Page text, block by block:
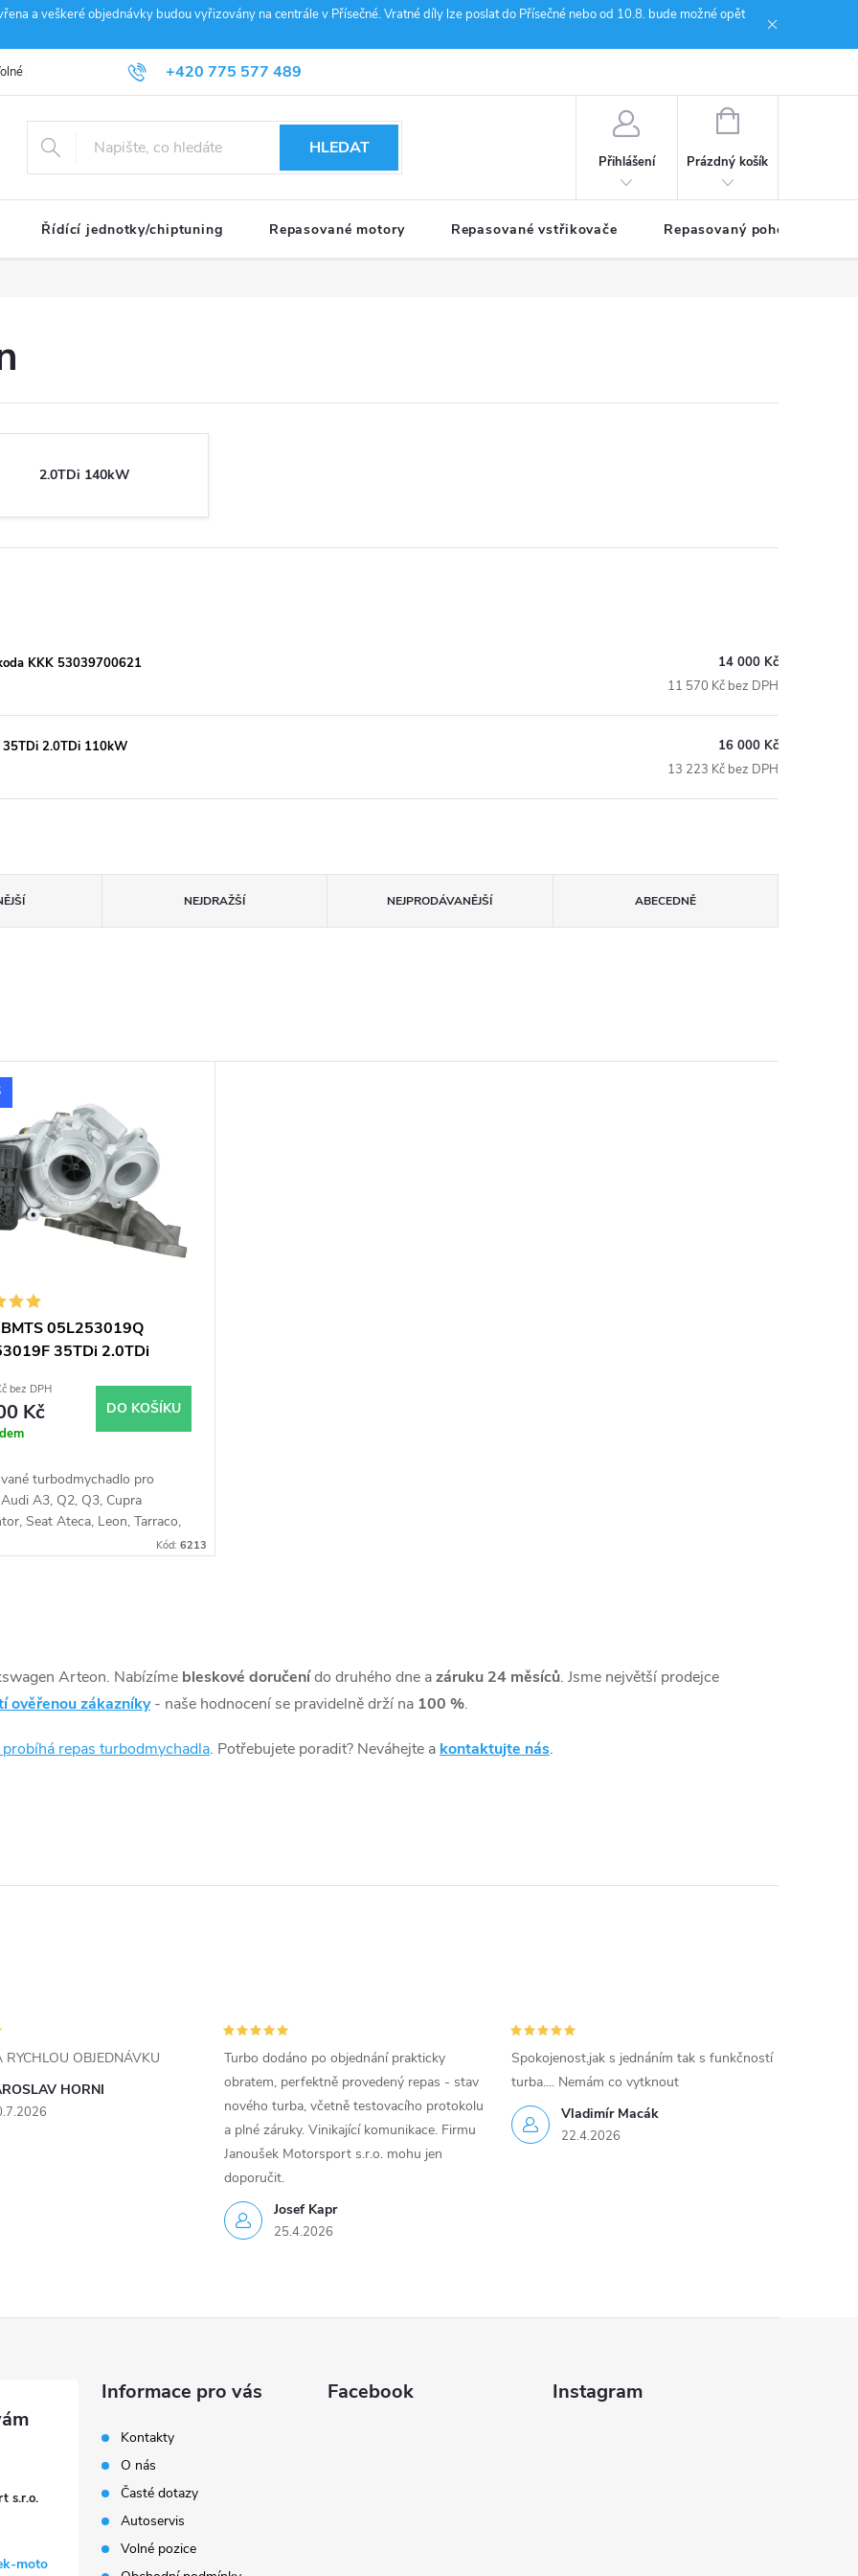
a veškeré objednávky budou vyřizovány na centrále v Přísečné. Vratné díly lze poslat do Přísečné nebo od 10.8. bude možné opět
+420 775 577 489
info@janousek-motorsport.cz
pozice Obchodní podmínky Reklamace
HLEDAT
Přihlášení
NÁKUPNÍ
Prázdný košík
Řídící jednotky/chiptuning Repasované motory Repasované vstřikovače Repasovaný pohon TDM
2.0TDi 140kW
KKK 53039700621
14 000 Kč
11 570 Kč bez DPH
2.0TDi 110kW
16 000 Kč
13 223 Kč bez DPH
NEJDRAŽŠÍ NEJPRODÁVANĚJŠÍ ABECEDNĚ
05L253019Q
35TDi 2.0TDi
bez DPH
Kč DO KOŠÍKU
turbodmychadlo pro
A3, Q2, Q3, Cupra
Seat Ateca, Leon, Tarraco,
Golf VIII, Passat, T-Roc,
Kód: 6213
Arteon. Nabízíme bleskové doručenído druhého dne azáruku 24 měsíců. Jsme největší prodejce
ověřenou zákazníky - naše hodnocení se pravidelně drží na 100 %.
probíhá repas turbodmychadla. Potřebujete poradit? Neváhejte a kontaktujte nás.
HORNI
RYCHLOU OBJEDNÁVKU
Josef Kapr
25.4.2026
Turbo dodáno po objednání prakticky
obratem, perfektně provedený repas - stav
nového turba, včetně testovacího protokolu
a plné záruky. Vinikající komunikace. Firmu
Janoušek Motorsport s.r.o. mohu jen
doporučit.
Vladimír Macák
22.4.2026
Spokojenost,jak s jednáním tak s funkčností
turba.... Nemám co vytknout
s.r.o.
moto
Informace pro vás
Kontakty
O nás
Časté dotazy
Autoservis
Volné pozice
Facebook Instagram